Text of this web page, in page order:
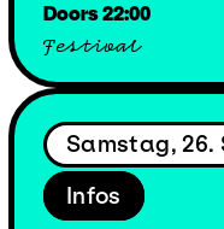
Doors 22:00
Festival
Samstag, 26.
Infos